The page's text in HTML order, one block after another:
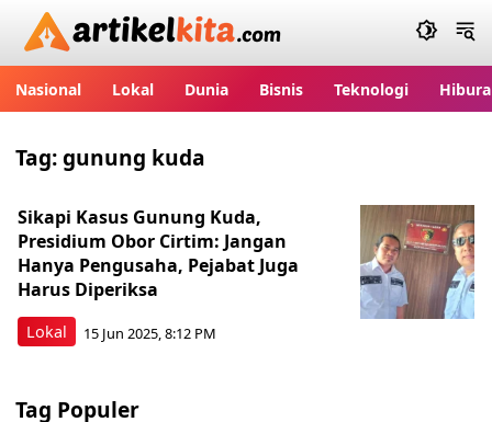
Artikelkita.com
Nasional Lokal Dunia Bisnis Teknologi
Tag:gunung kuda
Lokal
Sikapi Kasus Gunung Kuda,
Presidium Obor Cirtim: Jangan
Hanya Pengusaha, Pejabat Juga
Harus Diperiksa
15 Jun 2025, 8:12 PM
Tag Populer